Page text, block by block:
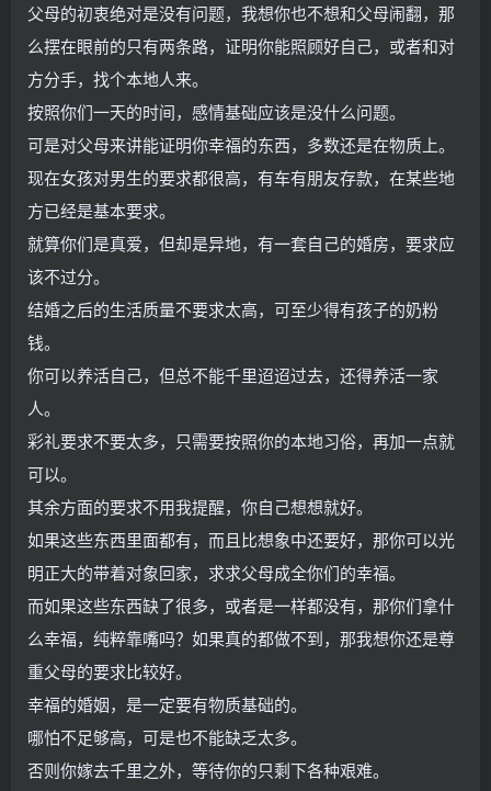
父母的初衷绝对是没有问题，我想你也不想和父母闹翻，那
么摆在眼前的只有两条路，证明你能照顾好自己，或者和对
方分手，找个本地人来。
按照你们一天的时间，感情基础应该是没什么问题。
可是对父母来讲能证明你幸福的东西，多数还是在物质上。
现在女孩对男生的要求都很高，有车有朋友存款，在某些地
方已经是基本要求。
就算你们是真爱，但却是异地，有一套自己的婚房，要求应
该不过分。
结婚之后的生活质量不要求太高，可至少得有孩子的奶粉
钱。
你可以养活自己，但总不能千里迢迢过去，还得养活一家
人。
彩礼要求不要太多，只需要按照你的本地习俗，再加一点就
可以。
其余方面的要求不用我提醒，你自己想想就好。
如果这些东西里面都有，而且比想象中还要好，那你可以光
明正大的带着对象回家，求求父母成全你们的幸福。
而如果这些东西缺了很多，或者是一样都没有，那你们拿什
么幸福，纯粹靠嘴吗？如果真的都做不到，那我想你还是尊
重父母的要求比较好。
幸福的婚姻，是一定要有物质基础的。
哪怕不足够高，可是也不能缺乏太多。
否则你嫁去千里之外，等待你的只剩下各种艰难。